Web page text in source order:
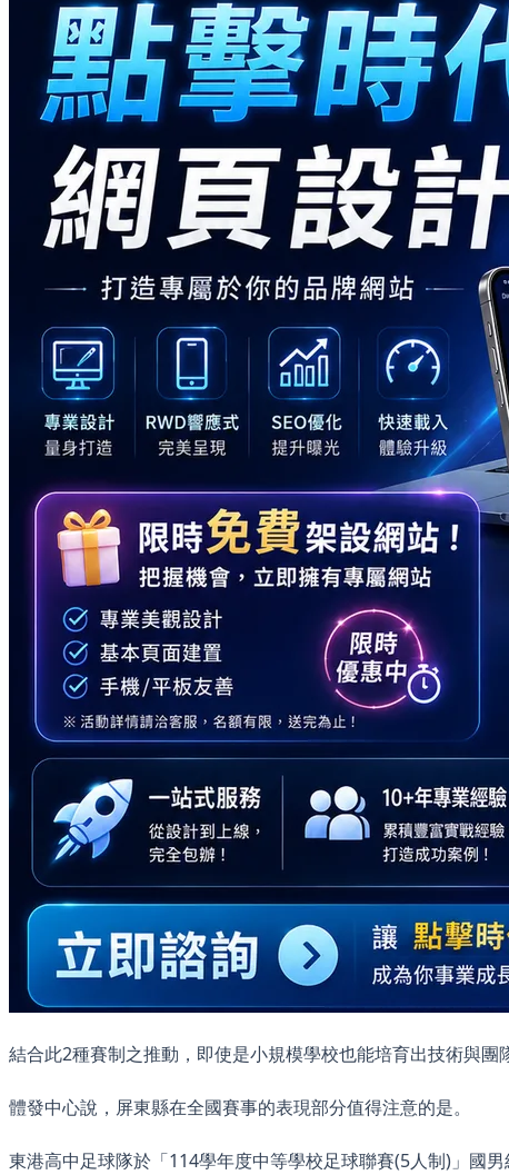
結合此2種賽制之推動，即使是小規模學校也能培育出技術與
體發中心說，屏東縣在全國賽事的表現部分值得注意的是。
東港高中足球隊於「114學年度中等學校足球聯賽(5人制)」國男